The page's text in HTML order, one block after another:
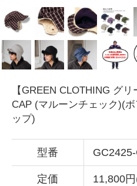
【GREEN CLOTHING グ
CAP (マルーンチェック)(
ップ)
型番
定価 11,800